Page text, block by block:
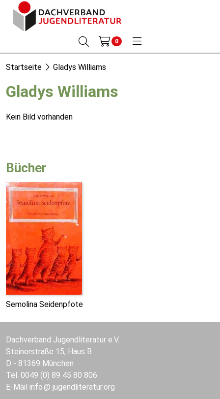
0
Startseite Gladys Williams
Gladys Williams
Kein Bild vorhanden
Bücher
Semolina Seidenpfote
Dachverband Jugendliteratur e.V.
Steinerstraße 15, Haus B
D - 81369 München
Tel. 0049 (0) 89 45 80 806
E-Mail info jugendliteratur.org